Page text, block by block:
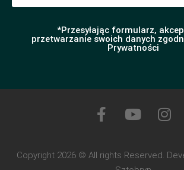
*Przesyłając formularz,
przetwarzanie swoich danych
Prywatności
Copyright 2026 © All rights Reserved.